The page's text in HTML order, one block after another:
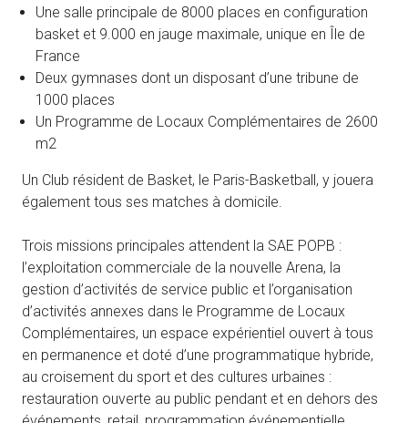
Une salle principale de 8000 places en configuration
basket et 9.000 en jauge maximale, unique en Île de
France
Deux gymnases dont un disposant d’une tribune de
1000 places
Un Programme de Locaux Complémentaires de 2600
m2
Un Club résident de Basket, le Paris-Basketball, y jouera
également tous ses matches à domicile.
Trois missions principales attendent la SAE POPB :
l’exploitation commerciale de la nouvelle Arena, la
gestion d’activités de service public et l’organisation
d’activités annexes dans le Programme de Locaux
Complémentaires, un espace expérientiel ouvert à tous
en permanence et doté d’une programmatique hybride,
au croisement du sport et des cultures urbaines :
restauration ouverte au public pendant et en dehors des